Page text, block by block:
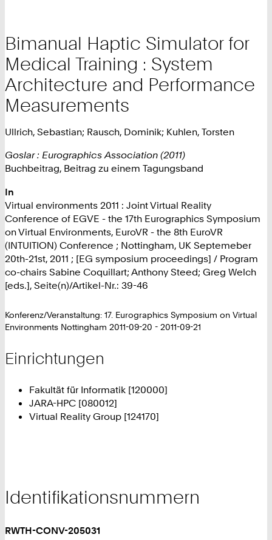
Bimanual Haptic Simulator for
Medical Training : System
Architecture and Performance
Measurements
Ullrich, Sebastian; Rausch, Dominik; Kuhlen, Torsten
Goslar : Eurographics Association (2011)
Buchbeitrag, Beitrag zu einem Tagungsband
In
Virtual environments 2011 : Joint Virtual Reality
Conference of EGVE - the 17th Eurographics Symposium
on Virtual Environments, EuroVR - the 8th EuroVR
(INTUITION) Conference ; Nottingham, UK Septemeber
20th-21st, 2011 ; [EG symposium proceedings] / Program
co-chairs Sabine Coquillart; Anthony Steed; Greg Welch
[eds.], Seite(n)/Artikel-Nr.: 39-46
Konferenz/Veranstaltung: 17. Eurographics Symposium on Virtual
Environments Nottingham 2011-09-20 - 2011-09-21
Einrichtungen
Fakultät für Informatik [120000]
JARA-HPC [080012]
Virtual Reality Group [124170]
Identifikationsnummern
RWTH-CONV-205031